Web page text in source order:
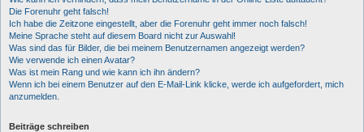
Die Forenuhr geht falsch!
Ich habe die Zeitzone eingestellt, aber die Forenuhr geht immer noch falsch!
Meine Sprache steht auf diesem Board nicht zur Auswahl!
Was sind das für Bilder, die bei meinem Benutzernamen angezeigt werden?
Wie verwende ich einen Avatar?
Was ist mein Rang und wie kann ich ihn ändern?
Wenn ich bei einem Benutzer auf den E-Mail-Link klicke, werde ich aufgefordert, mich
anzumelden.
Beiträge schreiben